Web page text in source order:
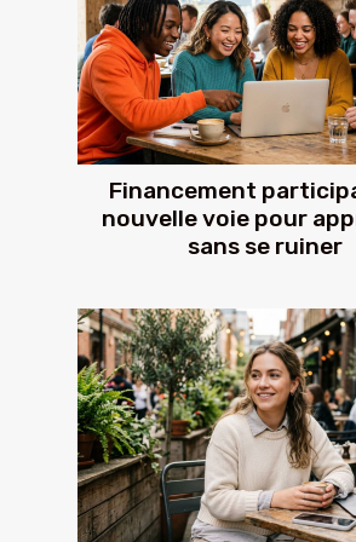
Financement
nouvelle voie pour
sans se ruiner